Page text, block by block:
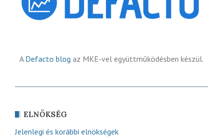
A Defacto blog az MKE-vel együttműködésben készül.
ELNÖKSÉG
Jelenlegi és korábbi elnökségek